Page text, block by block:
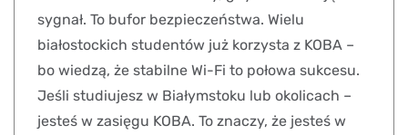
sygnał. To bufor bezpieczeństwa. Wielu
białostockich studentów już korzysta z KOBA –
bo wiedzą, że stabilne Wi-Fi to połowa sukcesu.
Jeśli studiujesz w Białymstoku lub okolicach –
jesteś w zasięgu KOBA. To znaczy, że jesteś w